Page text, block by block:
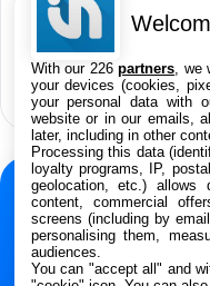
Bande
Vlan, Mode
Parental, Qos)
39,72€50,42€
Panasonic
Répondeur
31,67€ 47,96€
Smartphone
489,99€
modération
NEWSLETTER
Ne manquez
l’actualité
With our 226partners ,
your devices (cookies,
your personal data with
website or in our emails,
later, including in other
Processing this data
loyalty programs, IP,
geolocation, etc.) allows
content, commercial
screens (including by
personalising them,
audiences.
You can "accept all" and